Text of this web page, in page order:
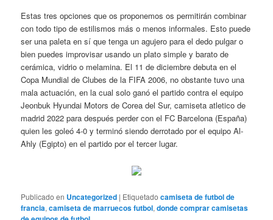
Estas tres opciones que os proponemos os permitirán combinar
con todo tipo de estilismos más o menos informales. Esto puede
ser una paleta en sí que tenga un agujero para el dedo pulgar o
bien puedes improvisar usando un plato simple y barato de
cerámica, vidrio o melamina. El 11 de diciembre debuta en el
Copa Mundial de Clubes de la FIFA 2006, no obstante tuvo una
mala actuación, en la cual solo ganó el partido contra el equipo
Jeonbuk Hyundai Motors de Corea del Sur, camiseta atletico de
madrid 2022 para después perder con el FC Barcelona (España)
quien les goleó 4-0 y terminó siendo derrotado por el equipo Al-
Ahly (Egipto) en el partido por el tercer lugar.
Publicado en Uncategorized | Etiquetado camiseta de futbol de
francia,camiseta de marruecos futbol,donde comprar camisetas